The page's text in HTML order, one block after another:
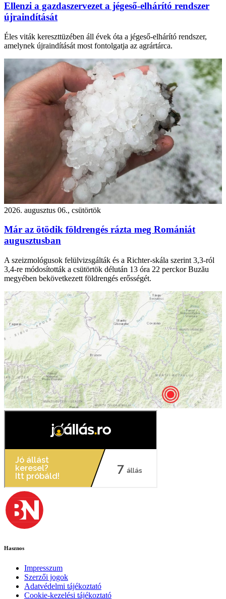
Ellenzi a gazdaszervezet a jégeső-elhárító rendszer
újraindítását
Éles viták kereszttüzében áll évek óta a jégeső-elhárító rendszer,
amelynek újraindítását most fontolgatja az agrártárca.
2026. augusztus 06., csütörtök
Már az ötödik földrengés rázta meg Romániát
augusztusban
A szeizmológusok felülvizsgálták és a Richter-skála szerint 3,3-ról
3,4-re módosították a csütörtök délután 13 óra 22 perckor Buzău
megyében bekövetkezett földrengés erősségét.
Hasznos
Impresszum
Szerzői jogok
Adatvédelmi tájékoztató
Cookie-kezelési tájékoztató